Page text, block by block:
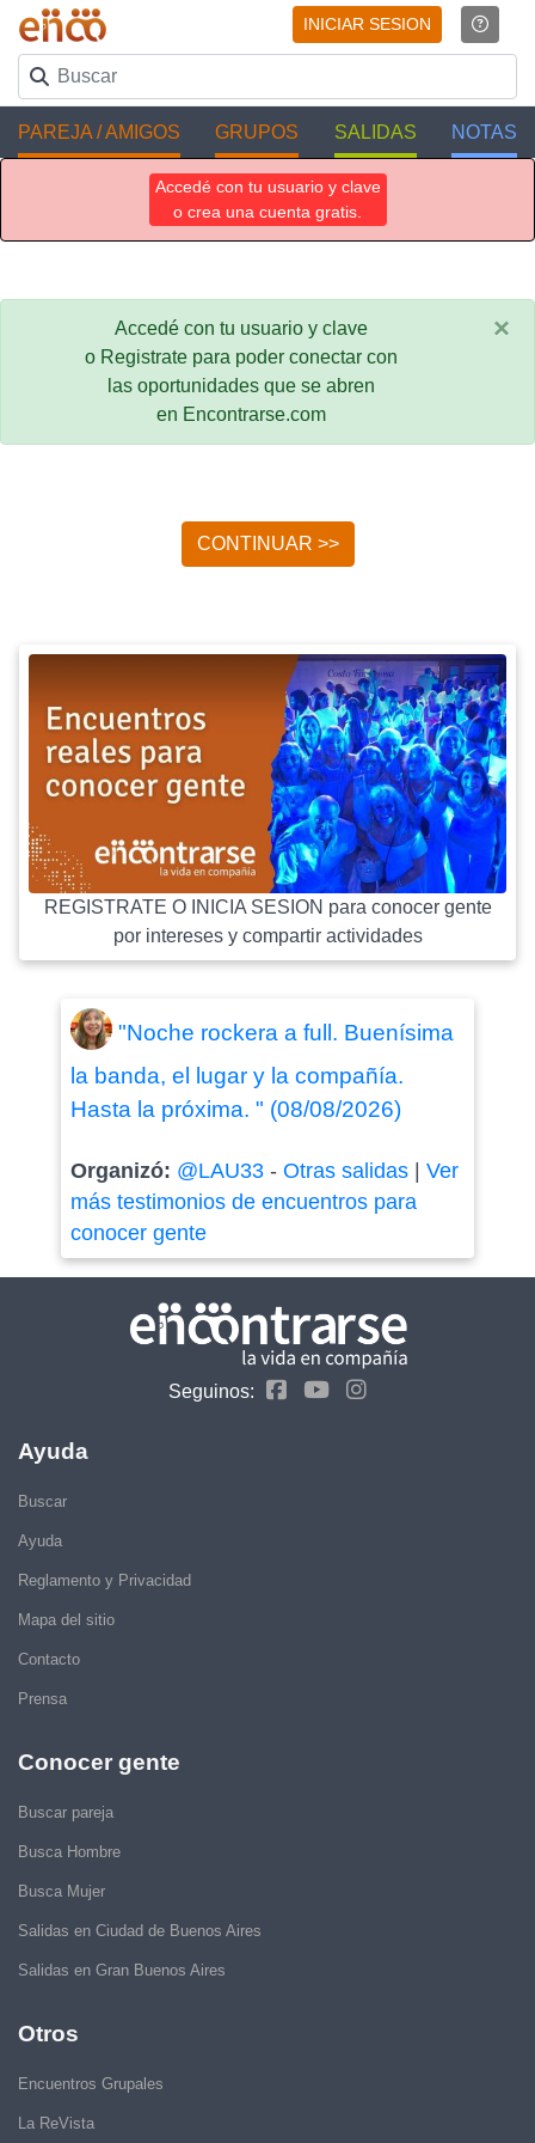
INICIAR SESION
PAREJA / AMIGOS GRUPOS SALIDAS NOTAS
Accedé con tu usuario y clave
o crea una cuenta gratis.
Accedé con tu usuario y clave
o Registrate para poder conectar con
las oportunidades que se abren
en Encontrarse.com
×
CONTINUAR >>
REGISTRATE O INICIA SESION para conocer gente
por intereses y compartir actividades
"Noche rockera a full. Buenísima
la banda, el lugar y la compañía.
Hasta la próxima. " (08/08/2026)
Organizó: @LAU33- Otras salidas| Ver
más testimonios de encuentros para
conocer gente
Seguinos:
Ayuda
Buscar
Ayuda
Reglamento y Privacidad
Mapa del sitio
Contacto
Prensa
Conocer gente
Buscar pareja
Busca Hombre
Busca Mujer
Salidas en Ciudad de Buenos Aires
Salidas en Gran Buenos Aires
Otros
Encuentros Grupales
La ReVista